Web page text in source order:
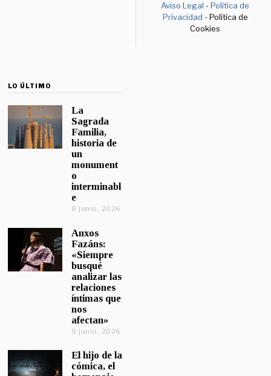
Aviso Legal -Política de
Privacidad - Política de
Cookies
LO ÚLTIMO
La
Sagrada
Familia,
historia de
un
monument
o
interminabl
e
8 junio, 2026
Anxos
Fazáns:
«Siempre
busqué
analizar las
relaciones
íntimas que
nos
afectan»
5 junio, 2026
El hijo de la
cómica, el